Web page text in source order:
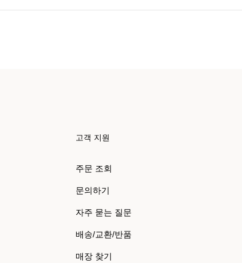
고객 지원
주문 조회
문의하기
자주 묻는 질문
배송/교환/반품
매장 찾기